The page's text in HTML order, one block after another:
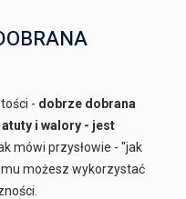
- dobrze dobrana
i walory - jest
mówi przysłowie - "jak
możesz wykorzystać